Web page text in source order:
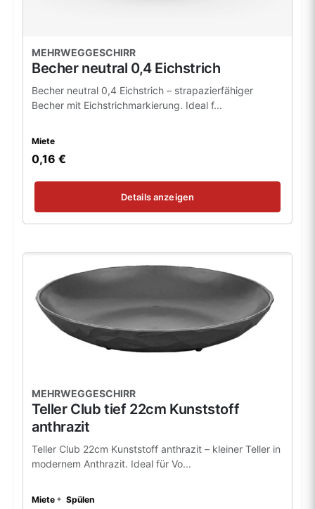
MEHRWEGGESCHIRR
Becher neutral 0,4 Eichstrich
Becher neutral 0,4 Eichstrich – strapazierfähiger
Becher mit Eichstrichmarkierung. Ideal f...
Miete
0,16 €
Details anzeigen
MEHRWEGGESCHIRR
Teller Club tief 22cm Kunststoff
anthrazit
Teller Club 22cm Kunststoff anthrazit – kleiner Teller in
modernem Anthrazit. Ideal für Vo...
Miete Spülen